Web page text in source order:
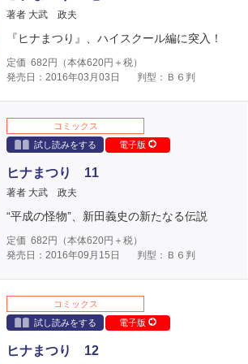
著者 大武 政夫
『ヒナまつり』、ハイスクール編に突入！
定価 682 円（本体620円＋税）
発売日：2016年03月03日
判型：Ｂ６判
コミックス
試し読みをする
電子版
ヒナまつり 11
著者 大武 政夫
“平成の怪物”、新田義史の新たなる伝説
定価 682 円（本体620円＋税）
発売日：2016年09月15日
判型：Ｂ６判
コミックス
試し読みをする
電子版
ヒナまつり 12